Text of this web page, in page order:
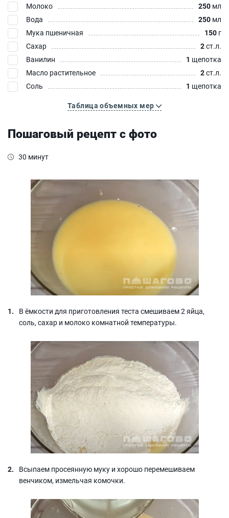
Молоко
250 мл
Вода
250 мл
Мука пшеничная
150 г
Сахар
2ст.л.
Ванилин
1 щепотка
Масло растительное
2ст.л.
Соль
1 щепотка
Таблица объемных мер
Пошаговый рецепт с фото
30 минут
В ёмкости для приготовления теста смешиваем 2 яйца,
соль, сахар и молоко комнатной температуры.
Всыпаем просеянную муку и хорошо перемешиваем
венчиком, измельчая комочки.